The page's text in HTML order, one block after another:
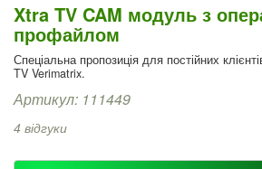
Xtra TV CAM модуль з
профайлом
Спеціальна пропозиція для постійних
TV Verimatrix.
Артикул: 111449
4 відгуки